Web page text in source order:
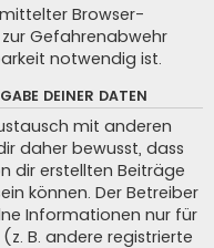
Browser-
Gefahrenabwehr
notwendig ist.
DEINER DATEN
mit anderen
daher bewusst, dass
dir erstellten Beiträge
können. Der Betreiber
Informationen nur für
B. andere registrierte